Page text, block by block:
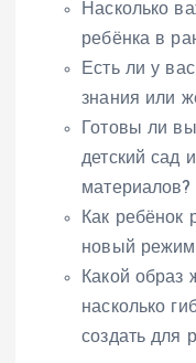
Насколько
ребёнка в
Есть ли у
знания или
Готовы ли
детский сад
материалов?
Как ребёнок
новый
Какой образ
насколько
создать для